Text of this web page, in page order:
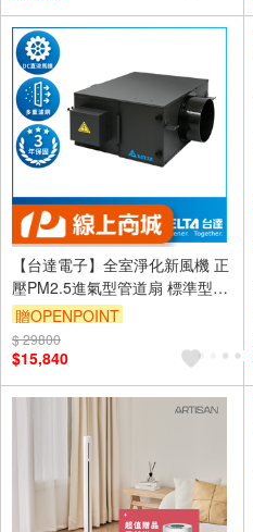
【台達電子】全室淨化新風機 正
壓PM2.5進氣型管道扇 標準型
適用110坪 含濾網 控制面板另購
(VDB50ANXT-F)
贈OPENPOINT
訂單滿999享9折
$ 29800
$15,840